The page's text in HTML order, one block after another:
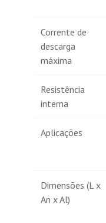
Corrente de
descarga
máxima
Resistência
interna
Aplicações
Dimensões (L x
An x Al)